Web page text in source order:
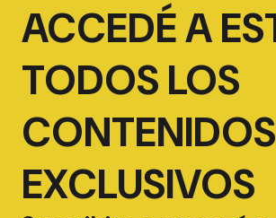
ACCEDÉ A
TODOS LOS
CONTENIDOS
EXCLUSIVOS